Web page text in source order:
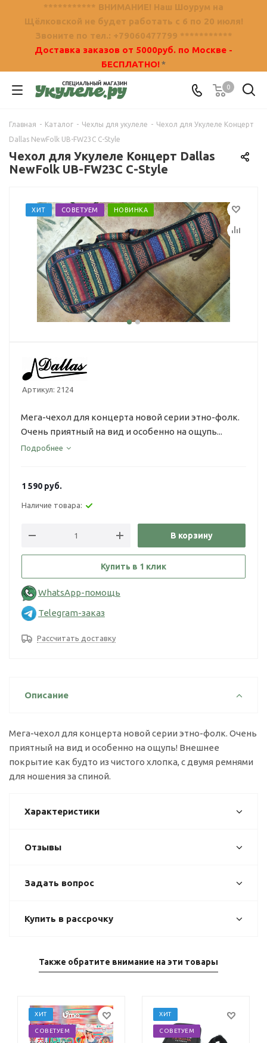
*********** ВНИМАНИЕ! Наш Шоурум на
Щёлковской не будет работать с 6 по 20 июля!
Звоните по тел.: +79060477799 ***********
Доставка заказов от 5000руб. по Москве -
БЕСПЛАТНО!*
0
Главная - Каталог - Чехлы для укулеле - Чехол для Укулеле Концерт
Dallas NewFolk UB-FW23C C-Style
Чехол для Укулеле Концерт Dallas
NewFolk UB-FW23C C-Style
ХИТ СОВЕТУЕМ НОВИНКА
Артикул: 2124
Мега-чехол для концерта новой серии этно-фолк.
Очень приятный на вид и особенно на ощупь...
Подробнее
1 590 руб.
Наличие товара:
В корзину
Купить в 1 клик
WhatsApp-помощь
Telegram-заказ
Рассчитать доставку
Описание
Мега-чехол для концерта новой серии этно-фолк. Очень
приятный на вид и особенно на ощупь! Внешнее
покрытие как будто из чистого хлопка, с двумя ремнями
для ношения за спиной.
Характеристики
Отзывы
Задать вопрос
Купить в рассрочку
Также обратите внимание на эти товары
ХИТ
СОВЕТУЕМ
ХИТ
СОВЕТУЕМ